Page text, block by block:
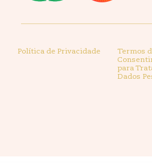
Política de Privacidade
Termos
para
Dados